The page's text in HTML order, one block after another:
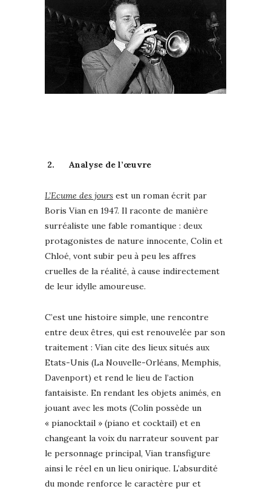
2. Analyse de l’œuvre
L’Ecume des jours est un roman écrit par
Boris Vian en 1947. Il raconte de manière
surréaliste une fable romantique : deux
protagonistes de nature innocente, Colin et
Chloé, vont subir peu à peu les affres
cruelles de la réalité, à cause indirectement
de leur idylle amoureuse.
C’est une histoire simple, une rencontre
entre deux êtres, qui est renouvelée par son
traitement : Vian cite des lieux situés aux
Etats-Unis (La Nouvelle-Orléans, Memphis,
Davenport) et rend le lieu de l’action
fantaisiste. En rendant les objets animés, en
jouant avec les mots (Colin possède un
« pianocktail » (piano et cocktail) et en
changeant la voix du narrateur souvent par
le personnage principal, Vian transfigure
ainsi le réel en un lieu onirique. L’absurdité
du monde renforce le caractère pur et